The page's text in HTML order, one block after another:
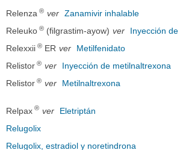
Relenza ® ver Zanamivir inhalable
Releuko ® (filgrastim-ayow) ver
Inyección
Relexxii ® ER ver
Metilfenidato
Relistor ® ver
Inyección de metilnaltrexona
Relistor ® ver Metilnaltrexona
Relpax ® ver
Eletriptán
Relugolix
Relugolix, estradiol y noretindrona